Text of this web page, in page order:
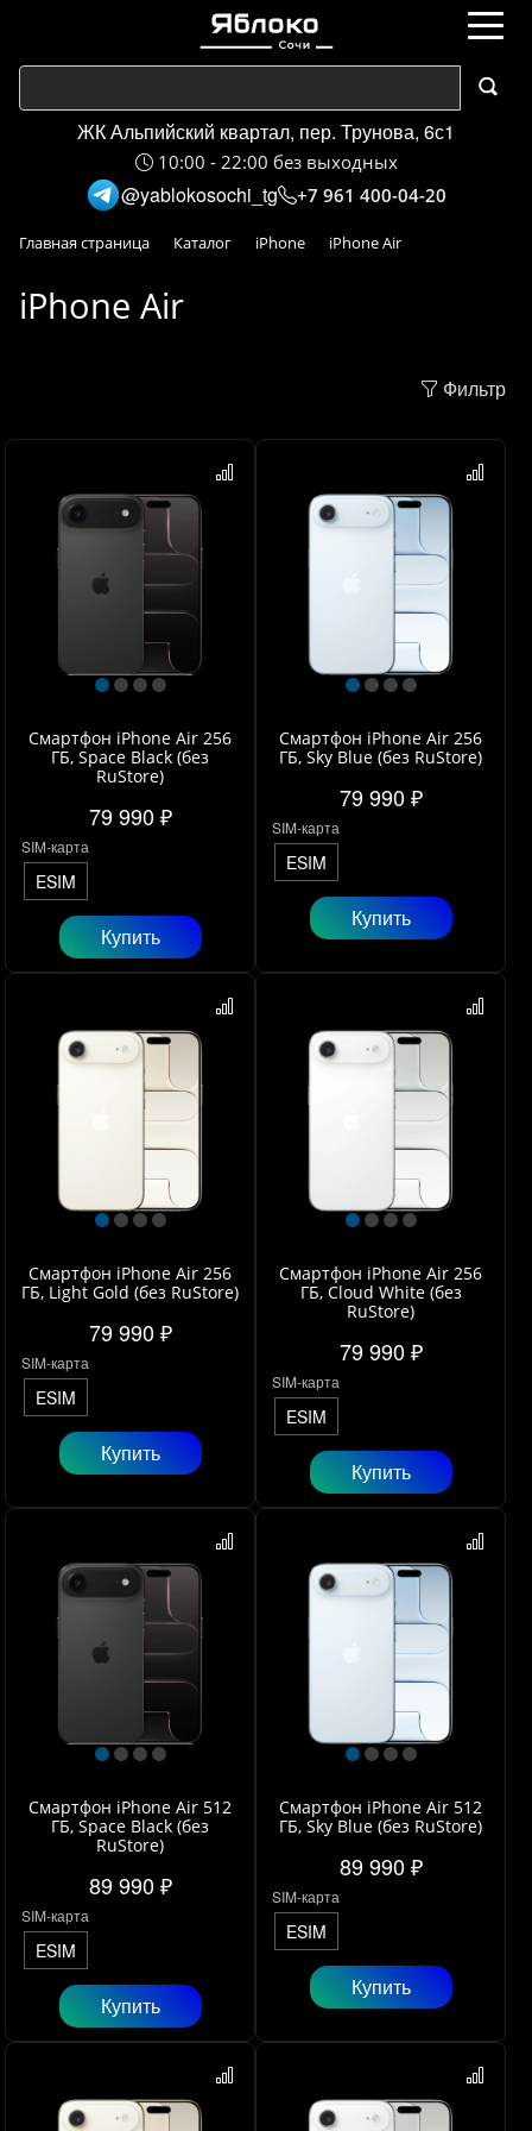
ЖК Альпийский квартал, пер. Трунова, 6с1
10:00 - 22:00 без выходных
@yablokosochi_tg +7 961 400-04-20
Главная страница Каталог iPhone iPhone Air
iPhone Air
Фильтр
Смартфон iPhone Air 256
ГБ, Space Black (без
RuStore)
79 990 ₽
SIM-карта
ESIM
Купить
Смартфон iPhone Air 256
ГБ, Sky Blue (без RuStore)
79 990 ₽
SIM-карта
ESIM
Купить
Смартфон iPhone Air 256
ГБ, Light Gold (без RuStore)
79 990 ₽
SIM-карта
ESIM
Купить
Смартфон iPhone Air 256
ГБ, Cloud White (без
RuStore)
79 990 ₽
SIM-карта
ESIM
Купить
Смартфон iPhone Air 512
ГБ, Space Black (без
RuStore)
89 990 ₽
SIM-карта
ESIM
Купить
Смартфон iPhone Air 512
ГБ, Sky Blue (без RuStore)
89 990 ₽
SIM-карта
ESIM
Купить